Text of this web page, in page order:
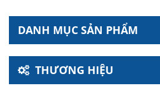
DANH MỤC SẢN PHẨM
THƯƠNG HIỆU